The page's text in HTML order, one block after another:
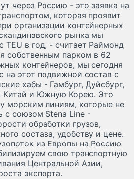
через Россию - это заявка на
которая проявит
организации контейнерных
рынка мы
TEU в год, - считает Раймонд
собственным парком в 62
контейнеров, мы сегодня
на этот подвижной состав с
хабы - Гамбург, Дуйсбург,
Китай и Южную Корею. Это
морским линиям, которые не
с союзом Stena Line -
обработки грузов,
состава, удобству и цене.
из Европы на Россию
свою транспортную
Центральной Азии,
экспорта.